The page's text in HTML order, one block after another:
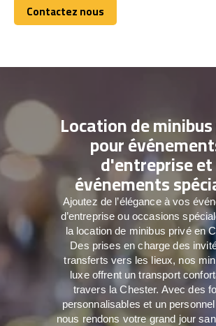
Contactez nous
Contactez nous
Location de
pour
d'entreprise et
événements
Ajoutez de l’élégance à vos
d’entreprise ou occasions
la location de minibus privé en
Des prises en charge des
transferts vers les lieux, nos
luxe offrent un transport
travers la Chester. Avec des
personnalisables et un
nous rendons votre grand jour